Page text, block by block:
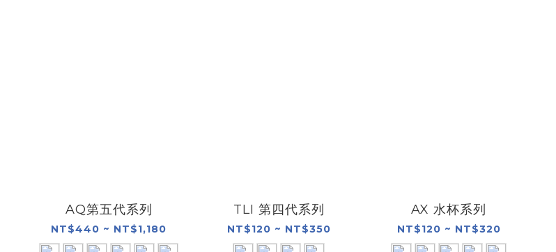
AQ第五代系列
NT$440 ~ NT$1,180
TLI 第四代系列
NT$120 ~ NT$350
AX 水杯系列
NT$120 ~ NT$320